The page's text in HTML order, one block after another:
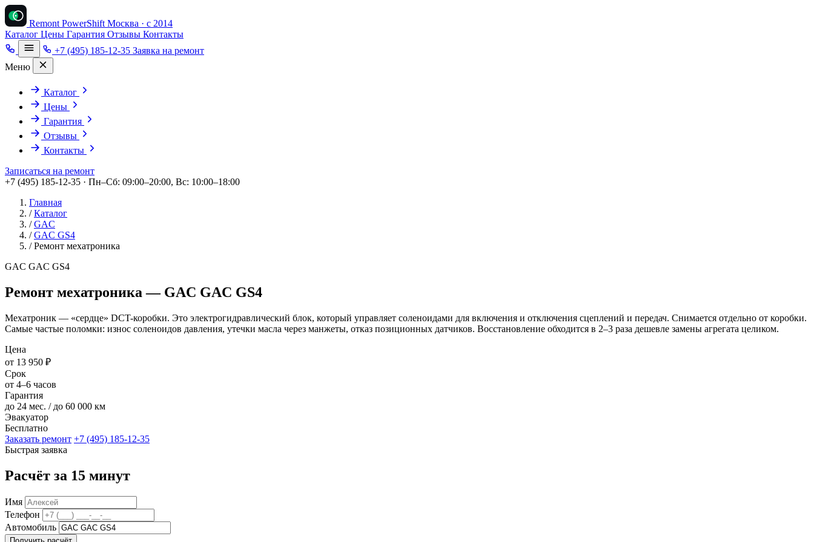
Remont PowerShift Москва · с 2014
Каталог Цены Гарантия Отзывы Контакты
+7 (495) 185-12-35 Заявка на ремонт
Меню
Каталог
Цены
Гарантия
Отзывы
Контакты
Записаться на ремонт
+7 (495) 185-12-35 · Пн–Сб: 09:00–20:00, Вс: 10:00–18:00
Главная
/ Каталог
/ GAC
/ GAC GS4
/ Ремонт мехатроника
GAC GAC GS4
Ремонт мехатроника — GAC GAC GS4
Мехатроник — «сердце» DCT-коробки. Это электрогидравлический блок, который управляет соленоидами для включения и отключения сцеплений и передач. Снимается отдельно от коробки.
Самые частые поломки: износ соленоидов давления, утечки масла через манжеты, отказ позиционных датчиков. Восстановление обходится в 2–3 раза дешевле замены агрегата целиком.
Цена
от 13 950 ₽
Срок
от 4–6 часов
Гарантия
до 24 мес. / до 60 000 км
Эвакуатор
Бесплатно
Заказать ремонт +7 (495) 185-12-35
Быстрая заявка
Расчёт за 15 минут
Имя
Телефон
Автомобиль